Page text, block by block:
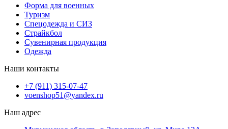
Форма для военных
Туризм
Спецодежда и СИЗ
Страйкбол
Сувенирная продукция
Одежда
Наши контакты
+7 (911) 315-07-47
voenshop51@yandex.ru
Наш адрес